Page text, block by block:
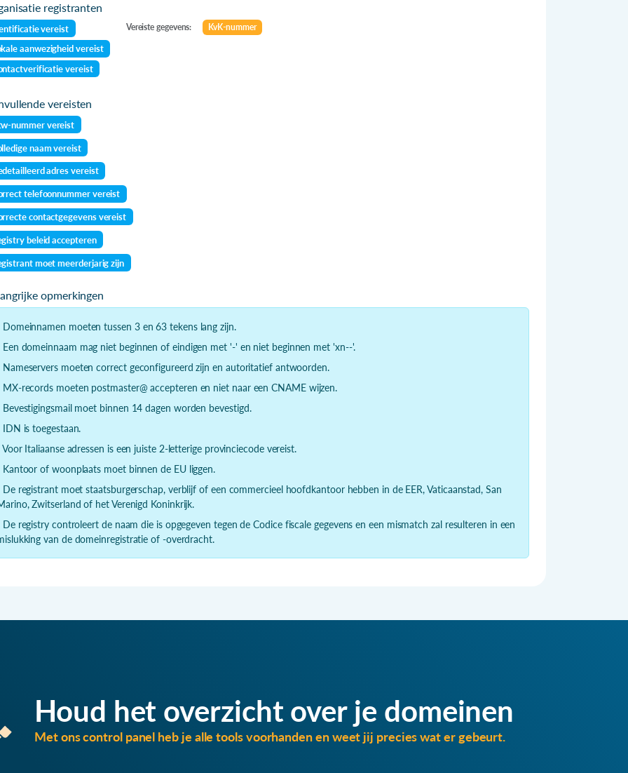
registranten
vereist
aanwezigheid vereist
vereist
Vereiste gegevens: KvK-nummer
vereisten
nummer vereist
naam vereist
adres vereist
telefoonnummer vereist
contactgegevens vereist
beleid accepteren
moet meerderjarig zijn
opmerkingen
Domeinnamen moeten tussen 3 en 63 tekens lang zijn.
Een domeinnaam mag niet beginnen of eindigen met '-' en niet beginnen met 'xn--'.
Nameservers moeten correct geconfigureerd zijn en autoritatief antwoorden.
MX-records moeten postmaster@ accepteren en niet naar een CNAME wijzen.
Bevestigingsmail moet binnen 14 dagen worden bevestigd.
IDN is toegestaan.
Voor Italiaanse adressen is een juiste 2-letterige provinciecode vereist.
Kantoor of woonplaats moet binnen de EU liggen.
De registrant moet staatsburgerschap, verblijf of een commercieel hoofdkantoor hebben in de EER, Vaticaanstad, San
Zwitserland of het Verenigd Koninkrijk.
De registry controleert de naam die is opgegeven tegen de Codice fiscale gegevens en een mismatch zal resulteren in een
van de domeinregistratie of -overdracht.
Houd het overzicht over je domeinen
Met ons control panel heb je alle tools voorhanden en weet jij precies wat er gebeurt.